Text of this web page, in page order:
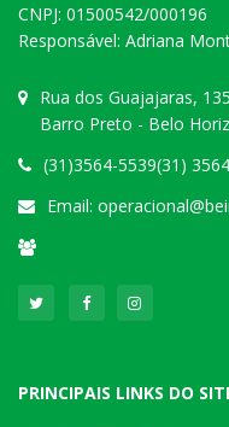
CNPJ: 01500542/000196
Responsável: Adriana
Rua dos Guajajaras,
Barro Preto - Belo
(31)3564-5539(31)
Email:
PRINCIPAIS LINKS DO